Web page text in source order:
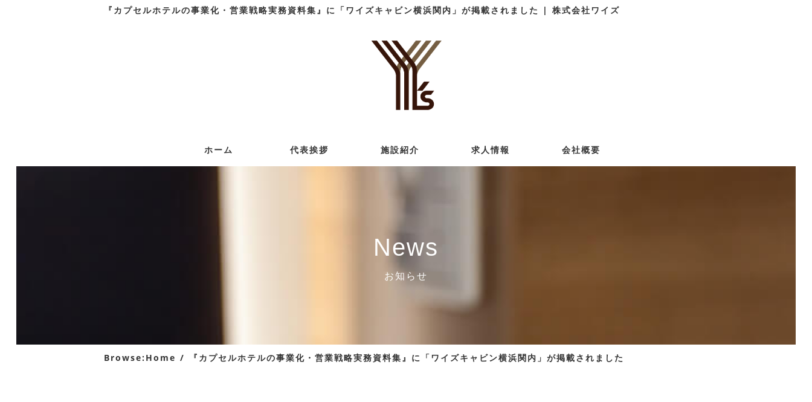
『カプセルホテルの事業化・営業戦略実務資料集』に「ワイズキャビン横浜関内」が掲載されました | 株式会社ワイズ
ホーム 代表挨拶 施設紹介 求人情報 会社概要
News
お知らせ
Browse: Home 『カプセルホテルの事業化・営業戦略実務資料集』に「ワイズキャビン横浜関内」が掲載されました